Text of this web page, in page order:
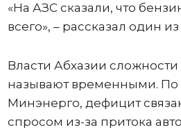
«На АЗС сказали, что
всего», – рассказал один из
Власти Абхазии сложности
называют временными. По
Минэнерго, дефицит
спросом из-за притока